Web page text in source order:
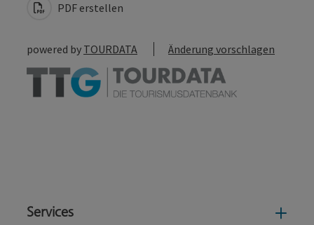
PDF erstellen
powered by TOURDATA Änderung vorschlagen
Services